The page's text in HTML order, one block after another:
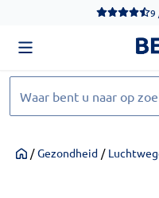
We werken momenteel 9
Home
/ Gezondheid /